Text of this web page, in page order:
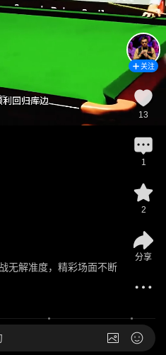
无解准度，精彩场面不断
关注
13
1
2
分享